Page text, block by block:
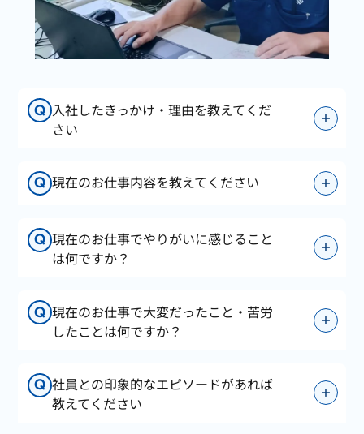
Q 入社したきっかけ・理由を教えてくだ
さい
Q 現在のお仕事内容を教えてください
Q 現在のお仕事でやりがいに感じること
は何ですか？
Q 現在のお仕事で大変だったこと・苦労
したことは何ですか？
Q 社員との印象的なエピソードがあれば
教えてください